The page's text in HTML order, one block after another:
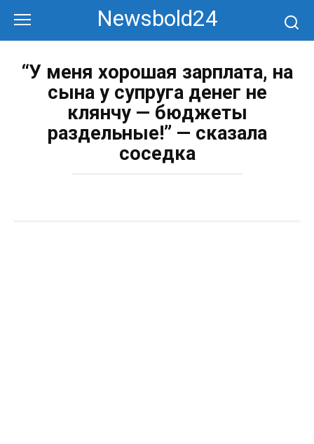
контенту
Newsbold24
“У меня хорошая зарплата, на
сына у супруга денег не
клянчу — бюджеты
раздельные!” — сказала
соседка